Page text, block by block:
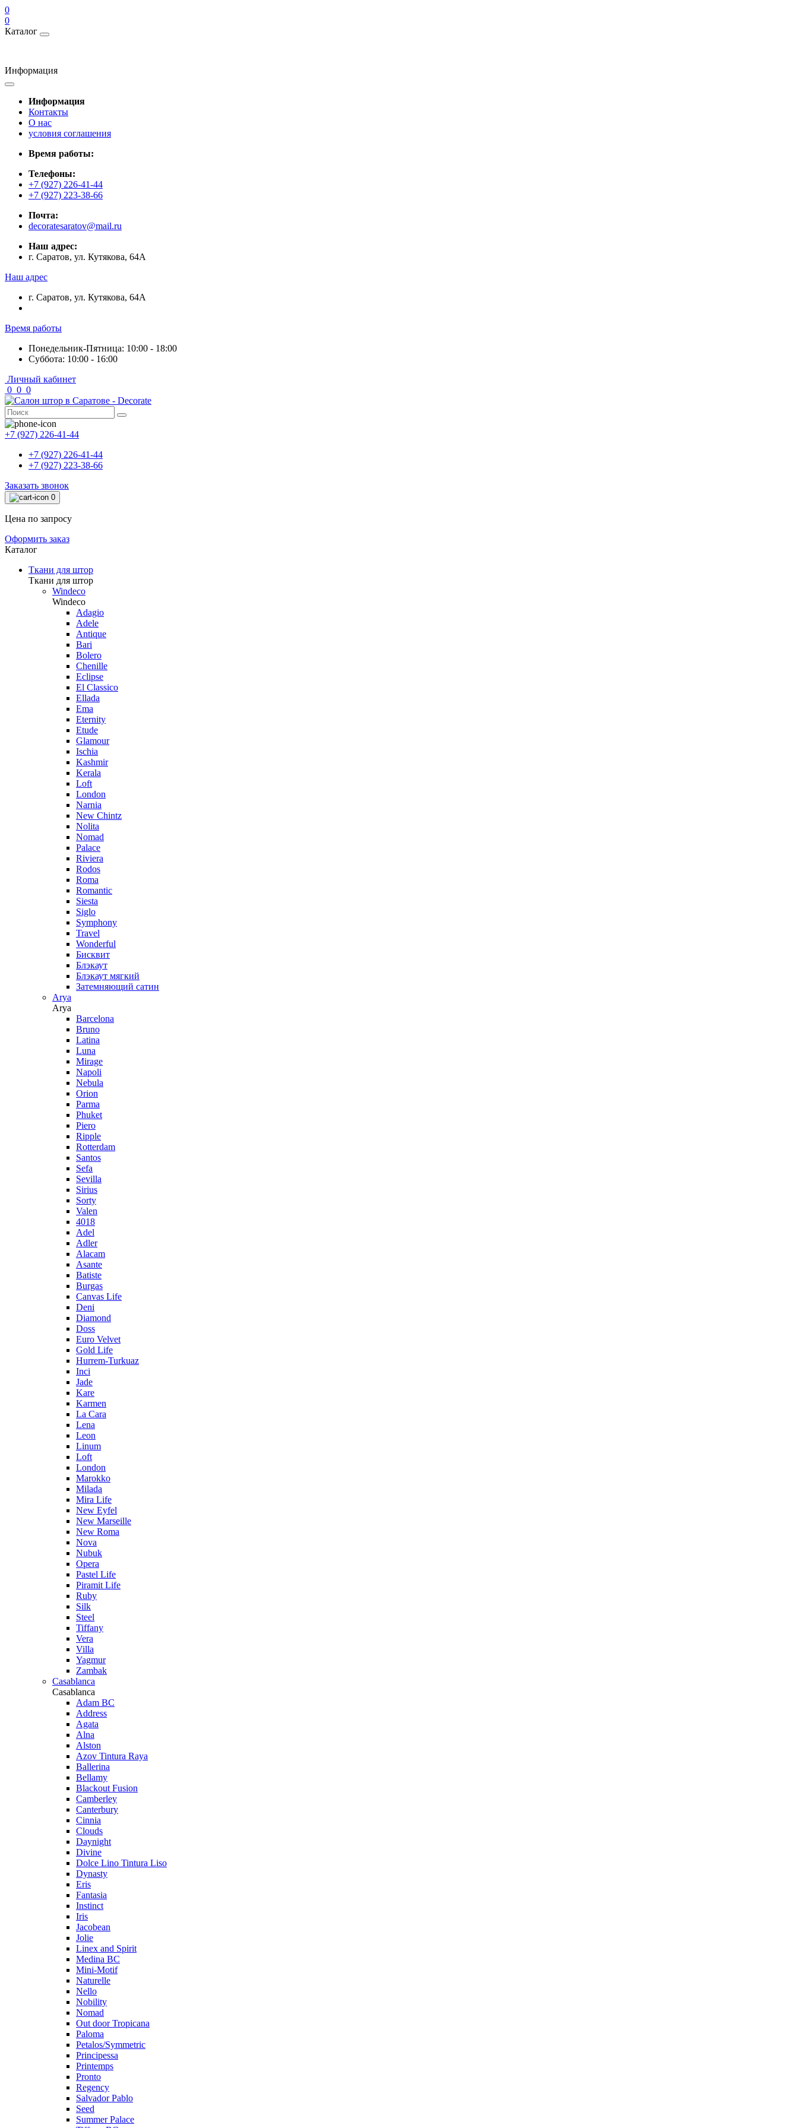
0
0
Каталог
Информация
Информация
Контакты
О нас
условия соглашения
Время работы:
Телефоны:
+7 (927) 226-41-44
+7 (927) 223-38-66
Почта:
decoratesaratov@mail.ru
Наш адрес:
г. Саратов, ул. Кутякова, 64А
Наш адрес
г. Саратов, ул. Кутякова, 64А
Время работы
Понедельник-Пятница: 10:00 - 18:00
Суббота: 10:00 - 16:00
Личный кабинет
0 0 0
+7 (927) 226-41-44
+7 (927) 226-41-44
+7 (927) 223-38-66
Заказать звонок
0
Цена по запросу
Оформить заказ
Каталог
Ткани для штор
Ткани для штор
Windeco
Windeco
Adagio
Adele
Antique
Bari
Bolero
Chenille
Eclipse
El Classico
Ellada
Ema
Eternity
Etude
Glamour
Ischia
Kashmir
Kerala
Loft
London
Narnia
New Chintz
Nolita
Nomad
Palace
Riviera
Rodos
Roma
Romantic
Siesta
Siglo
Symphony
Travel
Wonderful
Бисквит
Блэкаут
Блэкаут мягкий
Затемняющий сатин
Arya
Arya
Barcelona
Bruno
Latina
Luna
Mirage
Napoli
Nebula
Orion
Parma
Phuket
Piero
Ripple
Rotterdam
Santos
Sefa
Sevilla
Sirius
Sorty
Valen
4018
Adel
Adler
Alacam
Asante
Batiste
Burgas
Canvas Life
Deni
Diamond
Doss
Euro Velvet
Gold Life
Hurrem-Turkuaz
Inci
Jade
Kare
Karmen
La Cara
Lena
Leon
Linum
Loft
London
Marokko
Milada
Mira Life
New Eyfel
New Marseille
New Roma
Nova
Nubuk
Opera
Pastel Life
Piramit Life
Ruby
Silk
Steel
Tiffany
Vera
Villa
Yagmur
Zambak
Casablanca
Casablanca
Adam BC
Address
Agata
Alna
Alston
Azov Tintura Raya
Ballerina
Bellamy
Blackout Fusion
Camberley
Canterbury
Cinnia
Clouds
Daynight
Divine
Dolce Lino Tintura Liso
Dynasty
Eris
Fantasia
Instinct
Iris
Jacobean
Jolie
Linex and Spirit
Medina BC
Mini-Motif
Naturelle
Nello
Nobility
Nomad
Out door Tropicana
Paloma
Petalos/Symmetric
Principessa
Printemps
Pronto
Regency
Salvador Pablo
Seed
Summer Palace